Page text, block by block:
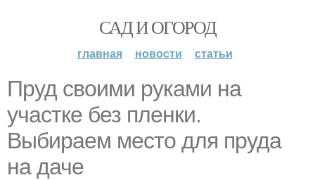
САД И ОГОРОД
главная новости статьи
Пруд своими руками на
участке без пленки.
Выбираем место для пруда
на даче